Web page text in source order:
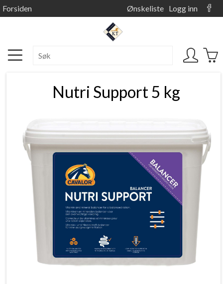
Forsiden Ønskeliste Logg inn
Nutri Support 5 kg